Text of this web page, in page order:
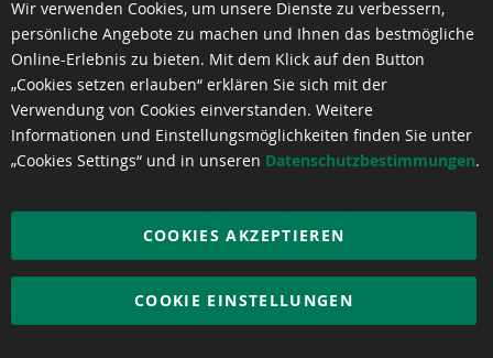
Ab € 7,07pro m²
Wir verwenden Cookies, um unsere Dienste zu verbessern,
persönliche Angebote zu machen und Ihnen das bestmögliche
Online-Erlebnis zu bieten. Mit dem Klick auf den Button
„Cookies setzen erlauben“ erklären Sie sich mit der
Verwendung von Cookies einverstanden. Weitere
Informationen und Einstellungsmöglichkeiten finden Sie unter
„Cookies Settings“ und in unseren Datenschutzbestimmungen.
COOKIES AKZEPTIEREN
COOKIE EINSTELLUNGEN